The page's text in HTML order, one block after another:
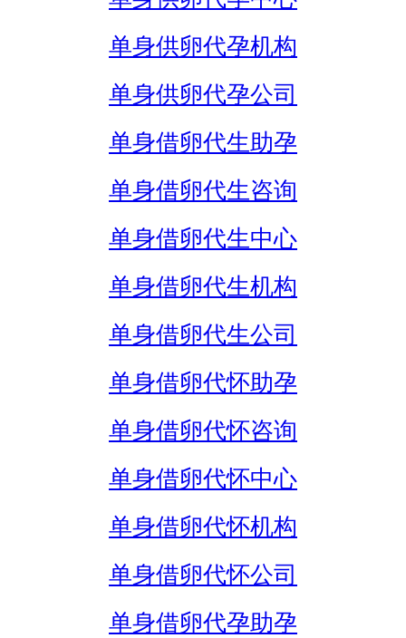
单身供卵代孕机构
单身供卵代孕公司
单身借卵代生助孕
单身借卵代生咨询
单身借卵代生中心
单身借卵代生机构
单身借卵代生公司
单身借卵代怀助孕
单身借卵代怀咨询
单身借卵代怀中心
单身借卵代怀机构
单身借卵代怀公司
单身借卵代孕助孕